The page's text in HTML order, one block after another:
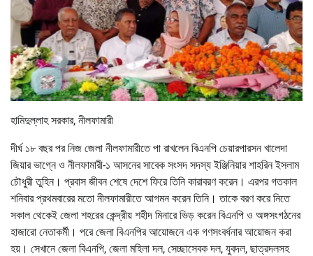
হামিদুল্লাহ সরকার, নীলফামারী
দীর্ঘ ১৮ বছর পর নিজ জেলা নীলফামারীতে পা রাখলেন বিএনপি চেয়ারপারসন খালেদা
জিয়ার ভাগ্নে ও নীলফামারী-১ আসনের সাবেক সংসদ সদস্য ইঞ্জিনিয়ার শাহরিন ইসলাম
চৌধুরী তুহিন। প্রবাস জীবন শেষে দেশে ফিরে তিনি কারাবরণ করেন। এরপর গতকাল
শনিবার প্রথমবারের মতো নীলফামারীতে আগমন করেন তিনি। তাকে বরণ করে নিতে
সকাল থেকেই জেলা শহরের কেন্দ্রীয় শহীদ মিনারে ভিড় করেন বিএনপি ও অঙ্গসংগঠনের
হাজারো নেতাকর্মী। পরে জেলা বিএনপির আয়োজনে এক গণসংবর্ধনার আয়োজন করা
হয়। সেখানে জেলা বিএনপি, জেলা মহিলা দল, সেচ্ছাসেবক দল, যুবদল, ছাত্রদলসহ